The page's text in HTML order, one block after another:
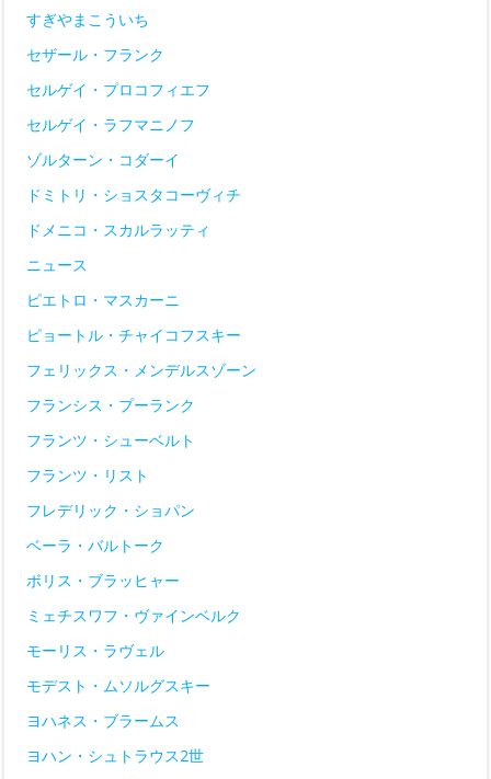
すぎやまこういち
セザール・フランク
セルゲイ・プロコフィエフ
セルゲイ・ラフマニノフ
ゾルターン・コダーイ
ドミトリ・ショスタコーヴィチ
ドメニコ・スカルラッティ
ニュース
ピエトロ・マスカーニ
ピョートル・チャイコフスキー
フェリックス・メンデルスゾーン
フランシス・プーランク
フランツ・シューベルト
フランツ・リスト
フレデリック・ショパン
ベーラ・バルトーク
ボリス・ブラッヒャー
ミェチスワフ・ヴァインベルク
モーリス・ラヴェル
モデスト・ムソルグスキー
ヨハネス・ブラームス
ヨハン・シュトラウス2世